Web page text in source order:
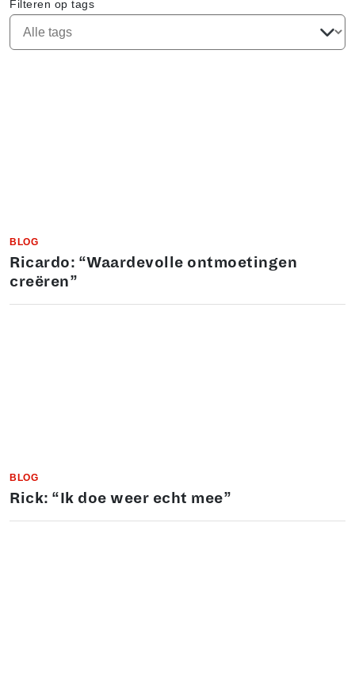
Filteren op tags
BLOG
Ricardo: “Waardevolle ontmoetingen
creëren”
BLOG
Rick: “Ik doe weer echt mee”